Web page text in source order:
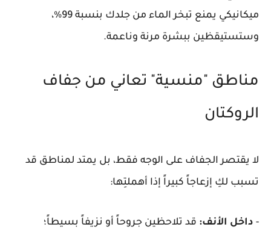
ميكانيكي يمنع تبخر الماء من جلدك بنسبة 99%،
وستستيقظين ببشرة مرنة وناعمة.
مناطق "منسية" تعاني من جفاف
الروكتان
لا يقتصر الجفاف على الوجه فقط، بل يمتد لمناطق قد
تسبب لكِ إزعاجاً كبيراً إذا أهملتِها:
- داخل الأنف: قد تلاحظين جروحاً أو نزيفاً بسيطاً؛